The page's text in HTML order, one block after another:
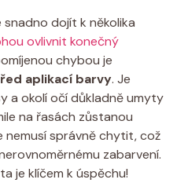
snadno dojít k několika
ovlivnit konečný
chybou je
aplikací barvy. Je
a okolí očí důkladně umyty
na řasách zůstanou
správně chytit, což
zabarvení.
je klíčem k úspěchu!